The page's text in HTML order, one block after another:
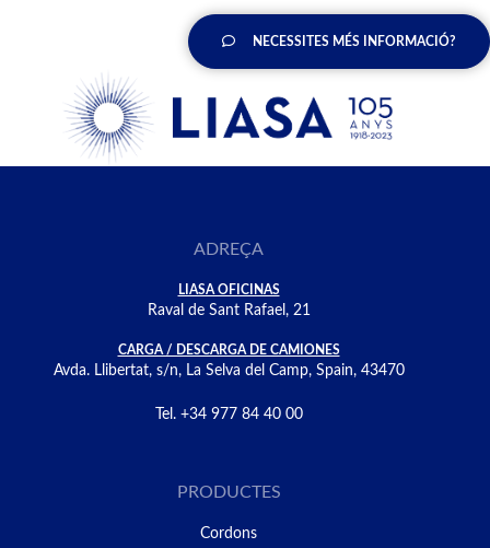
NECESSITES MÉS INFORMACIÓ?
ADREÇA
LIASA OFICINAS
Raval de Sant Rafael, 21
CARGA / DESCARGA DE CAMIONES
Avda. Llibertat, s/n, La Selva del Camp, Spain, 43470
Tel. +34 977 84 40 00
PRODUCTES
Cordons